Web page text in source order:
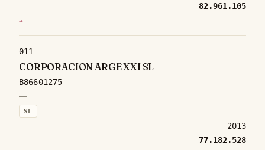
82.961.105
→
011
CORPORACION ARGE XXI SL
B86601275
—
SL
2013
77.182.528